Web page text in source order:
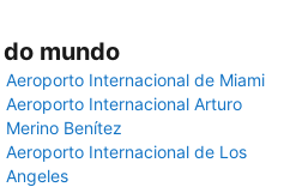
mundo
Aeroporto Internacional de Miami
Aeroporto Internacional Arturo
Merino Benítez
Aeroporto Internacional de Los
Angeles